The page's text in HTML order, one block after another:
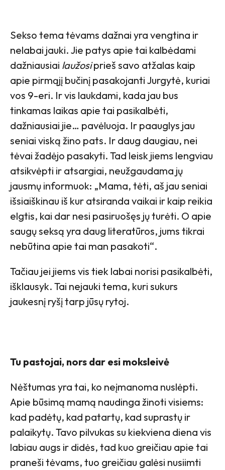
Sekso tema tėvams dažnai yra vengtina ir
nelabai jauki. Jie patys apie tai kalbėdami
dažniausiai laužosiprieš savo atžalas kaip
apie pirmąjį bučinį pasakojanti Jurgytė, kuriai
vos 9-eri. Ir vis laukdami, kada jau bus
tinkamas laikas apie tai pasikalbėti,
dažniausiai jie… pavėluoja. Ir paauglys jau
seniai viską žino pats. Ir daug daugiau, nei
tėvai žadėjo pasakyti. Tad leisk jiems lengviau
atsikvėpti ir atsargiai, neužgaudama jų
jausmų informuok: „Mama, tėti, aš jau seniai
išsiaiškinau iš kur atsiranda vaikai ir kaip reikia
elgtis, kai dar nesi pasiruošęs jų turėti. O apie
saugų seksą yra daug literatūros, jums tikrai
nebūtina apie tai man pasakoti“.
Tačiau jei jiems vis tiek labai norisi pasikalbėti,
išklausyk. Tai nejauki tema, kuri sukurs
jaukesnį ryšį tarp jūsų rytoj.
Tu pastojai, nors dar esi moksleivė
Nėštumas yra tai, ko neįmanoma nuslėpti.
Apie būsimą mamą naudinga žinoti visiems:
kad padėtų, kad patartų, kad suprastų ir
palaikytų. Tavo pilvukas su kiekviena diena vis
labiau augs ir didės, tad kuo greičiau apie tai
praneši tėvams, tuo greičiau galėsi nusiimti